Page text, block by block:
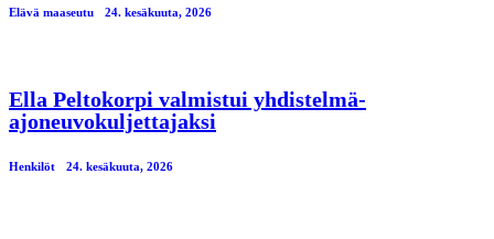
Elävä maaseutu 24. kesäkuuta, 2026
Ella Peltokorpi valmistui yhdistelmä-
ajoneuvokuljettajaksi
Henkilöt 24. kesäkuuta, 2026